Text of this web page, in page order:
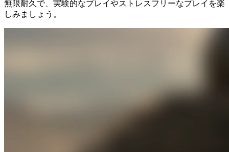
無限耐久で、実験的なプレイやストレスフリーなプレイを楽
しみましょう。